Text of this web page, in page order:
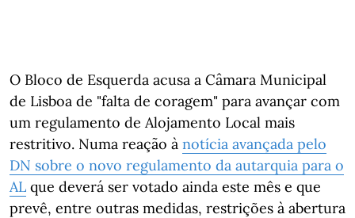
O Bloco de Esquerda acusa a Câmara Municipal
de Lisboa de "falta de coragem" para avançar com
um regulamento de Alojamento Local mais
restritivo. Numa reação à notícia avançada pelo
DN sobre o novo regulamento da autarquia para o
AL que deverá ser votado ainda este mês e que
prevê, entre outras medidas, restrições à abertura